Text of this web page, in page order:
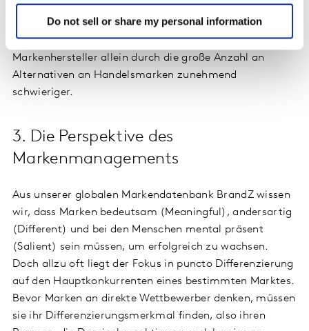
Do not sell or share my personal information
ebenfalls eine gewisse Macht in diesem Gefüge haben,
sei an dieser Stelle sogar außen vor. Aber selbst ohne
diese Perspektive werden die Verhandlungen der
Markenhersteller allein durch die große Anzahl an
Alternativen an Handelsmarken zunehmend
schwieriger.
3. Die Perspektive des
Markenmanagements
Aus unserer globalen Markendatenbank BrandZ wissen
wir, dass Marken bedeutsam (Meaningful), andersartig
(Different) und bei den Menschen mental präsent
(Salient) sein müssen, um erfolgreich zu wachsen.
Doch allzu oft liegt der Fokus in puncto Differenzierung
auf den Hauptkonkurrenten eines bestimmten Marktes.
Bevor Marken an direkte Wettbewerber denken, müssen
sie ihr Differenzierungsmerkmal finden, also ihren